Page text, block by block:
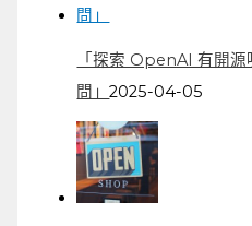
「探索 OpenAI 有開
問」2025-04-05